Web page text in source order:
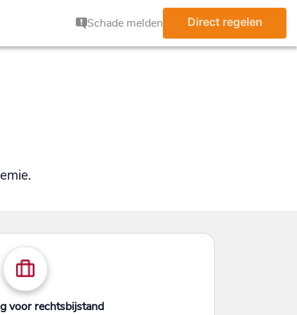
Schade melden Direct regelen
voor rechtsbijstand